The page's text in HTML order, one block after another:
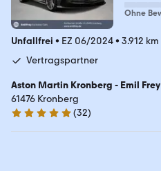
Ohne
Unfallfrei • EZ 06/2024• 3.912 km
Vertragspartner
Aston Martin Kronberg - Emil
GmbH
61476 Kronberg
5 Sterne
(32)